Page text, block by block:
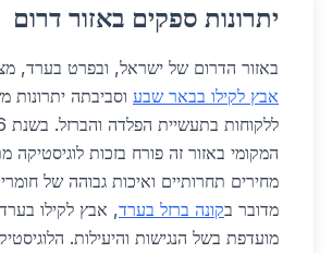
יתרונות ספקים באזור דרום
באזור הדרום של ישראל, ובפרט בערד,
אבץ לקילו בבאר שבע וסביבתה יתרונות
המקומי באזור זה פורח בזכות לוגיסטיקה
מחירים תחרותיים ואיכות גבוהה של
מדובר בקונה ברזל בערד, אבץ לקילו
מועדפת בשל הנגישות והיעילות.